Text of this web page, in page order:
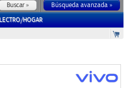
Búsqueda avanzada »
HOGAR